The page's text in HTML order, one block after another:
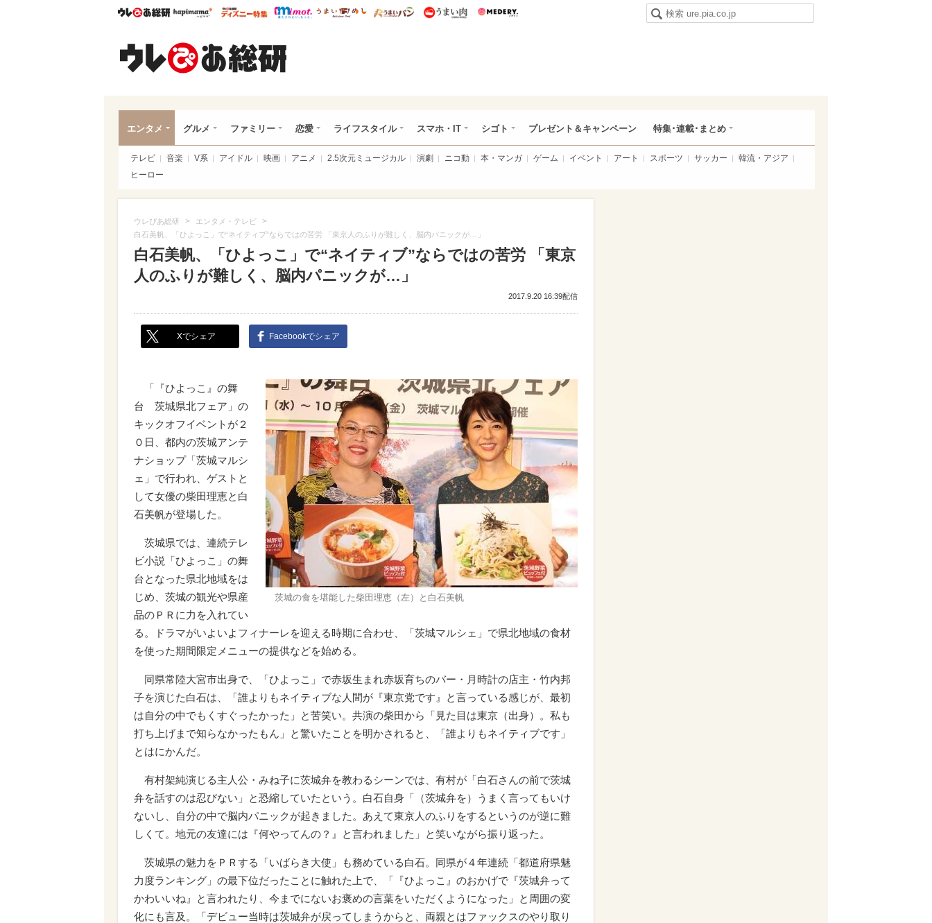
ウレぴあ総研ハピママ* ウレぴあ総研 ディズニー特集
mimot. うまいめし うまいパン うまい肉
エンタメ グルメ ファミリー 恋愛 ライフスタイル スマホ・IT シゴト プレゼント＆キャンペーン 特集･連載･まとめ
テレビ 音楽 V系 アイドル 映画 アニメ 2.5次元ミュージカル 演劇 ニコ動 本・マンガ ゲーム イベント アート スポーツ サッカー
韓流・アジア
ヒーロー
ウレぴあ総研 > エンタメ・テレビ >
白石美帆、「ひよっこ」で“ネイティブ”ならではの苦労 「東京人のふりが難しく、脳内パニックが…」
白石美帆、「ひよっこ」で“ネイティブ”ならではの苦労 「東京
人のふりが難しく、脳内パニックが…」
2017.9.20 16:39配信
Xでシェア Facebookでシェア
茨城の食を堪能した柴田理恵（左）と白石美帆
「『ひよっこ』の舞
台 茨城県北フェア」の
キックオフイベントが２
０日、都内の茨城アンテ
ナショップ「茨城マルシ
ェ」で行われ、ゲストと
して女優の柴田理恵と白
石美帆が登場した。
茨城県では、連続テレ
ビ小説「ひよっこ」の舞
台となった県北地域をは
じめ、茨城の観光や県産
品のＰＲに力を入れてい
る。ドラマがいよいよフィナーレを迎える時期に合わせ、「茨城マルシェ」で県北地域の食材
を使った期間限定メニューの提供などを始める。
同県常陸大宮市出身で、「ひよっこ」で赤坂生まれ赤坂育ちのバー・月時計の店主・竹内邦
子を演じた白石は、「誰よりもネイティブな人間が『東京党です』と言っている感じが、最初
は自分の中でもくすぐったかった」と苦笑い。共演の柴田から「見た目は東京（出身）。私も
打ち上げまで知らなかったもん」と驚いたことを明かされると、「誰よりもネイティブです」
とはにかんだ。
有村架純演じる主人公・みね子に茨城弁を教わるシーンでは、有村が「白石さんの前で茨城
弁を話すのは忍びない」と恐縮していたという。白石自身「（茨城弁を）うまく言ってもいけ
ないし、自分の中で脳内パニックが起きました。あえて東京人のふりをするというのが逆に難
しくて。地元の友達には『何やってんの？』と言われました」と笑いながら振り返った。
茨城県の魅力をＰＲする「いばらき大使」も務めている白石。同県が４年連続「都道府県魅
力度ランキング」の最下位だったことに触れた上で、「『ひよっこ』のおかげで『茨城弁って
かわいいね』と言われたり、今までにないお褒めの言葉をいただくようになった」と周囲の変
化にも言及。「デビュー当時は茨城弁が戻ってしまうからと、両親とはファックスのやり取り